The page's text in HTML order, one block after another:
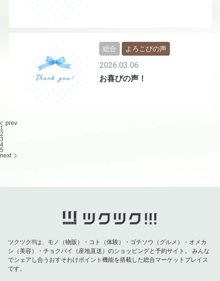
お喜びの声！
2026.03.06
総合 よろこびの声
prev
1
2
3
4
5
next
ツクツク!!!は、モノ（物販）・コト（体験）・ゴチソウ（グルメ）・オメカ
シ（美容）・チョクバイ（産地直送）のショッピングと予約サイト。
みんな
でシェアし合うおすそわけポイント機能を搭載した総合マーケットプレイス
です。